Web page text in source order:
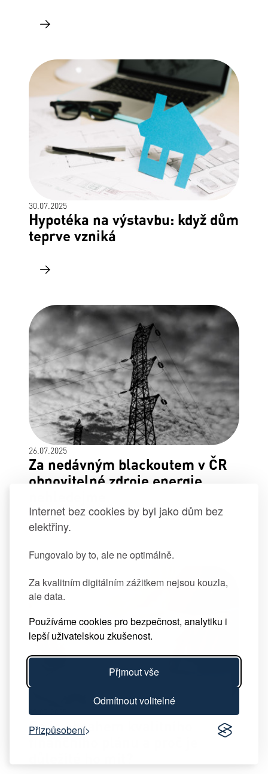
Internet bez cookies by byl jako dům bez
elektřiny.
Fungovalo by to, ale ne optimálně.
Za kvalitním digitálním zážitkem nejsou kouzla,
ale data.
Používáme cookies pro bezpečnost, analytiku i
lepší uživatelskou zkušenost.
Přjmout vše
Odmítnout volitelné
Přizpůsobení
30.07.2025
Hypotéka na výstavbu: když dům
teprve vzniká
26.07.2025
Za nedávným blackoutem v ČR
obnovitelné zdroje energie
25.07.2025
Co je obsahem kvalitního